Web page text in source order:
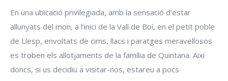
En una ubicació privilegiada, amb la sensació d’estar
allunyats del mon, a l’inici de la Vall de Boí, en el petit poble
de Llesp, envoltats de cims, llacs i paratges meravellosos
es troben els allotjaments de la família de Quintana. Així
doncs, si us decidiu a visitar-nos, estareu a pocs